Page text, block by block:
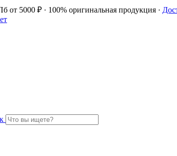
от 5000 ₽ · 100% оригинальная продукция ·